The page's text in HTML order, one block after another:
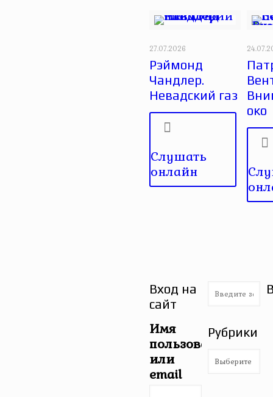
27.07.2026
Рэймонд
Чандлер.
Невадский газ
Слушать
онлайн
око
Вход на
сайт
Имя
пользователя
или
email
Рубрики
Рубрики